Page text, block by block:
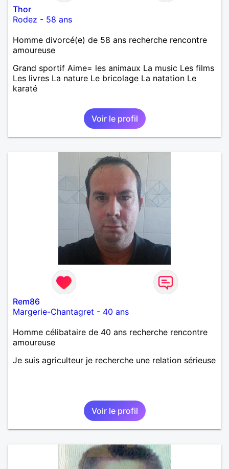
Thor
Rodez - 58 ans
Homme divorcé(e) de 58 ans recherche rencontre
amoureuse
Grand sportif Aime= les animaux La music Les films
Les livres La nature Le bricolage La natation Le
karaté
Voir le profil
Rem86
Margerie-Chantagret - 40 ans
Homme célibataire de 40 ans recherche rencontre
amoureuse
Je suis agriculteur je recherche une relation sérieuse
Voir le profil